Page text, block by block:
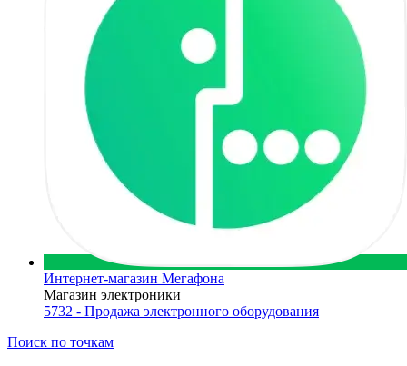
Интернет-магазин Мегафона
Магазин электроники
5732 - Продажа электронного оборудования
Поиск по точкам